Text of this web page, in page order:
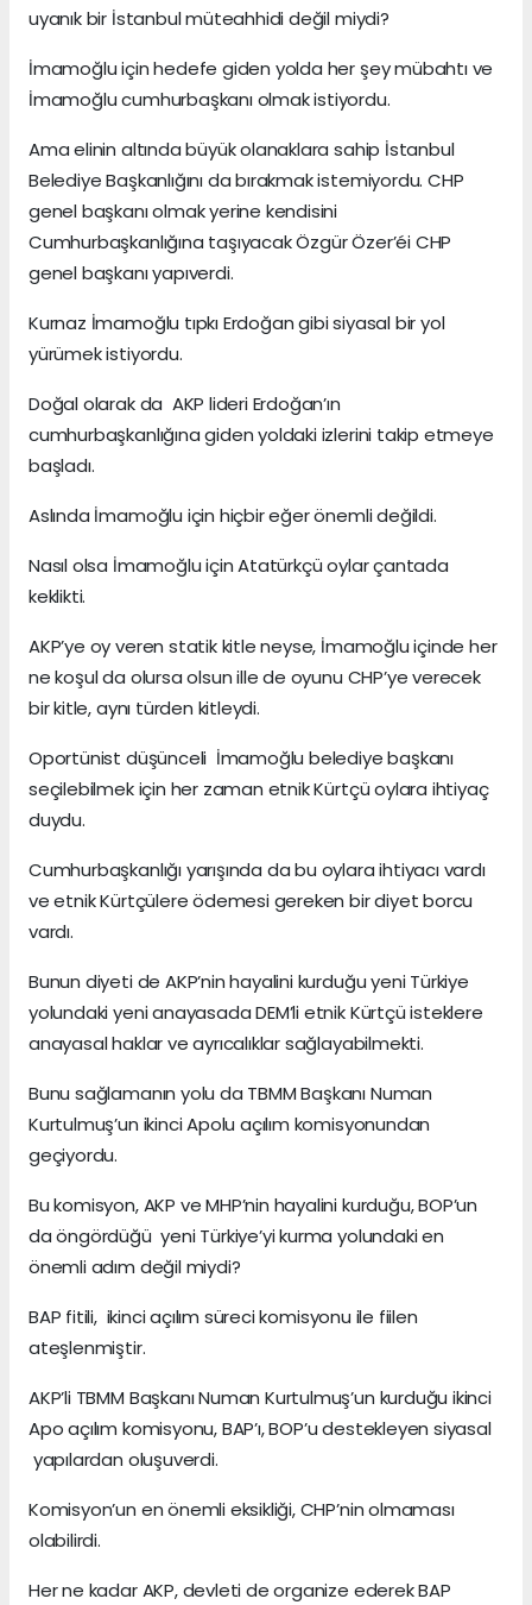
uyanık bir İstanbul müteahhidi değil miydi?
İmamoğlu için hedefe giden yolda her şey mübahtı ve
İmamoğlu cumhurbaşkanı olmak istiyordu.
Ama elinin altında büyük olanaklara sahip İstanbul
Belediye Başkanlığını da bırakmak istemiyordu. CHP
genel başkanı olmak yerine kendisini
Cumhurbaşkanlığına taşıyacak Özgür Özer’éi CHP
genel başkanı yapıverdi.
Kurnaz İmamoğlu tıpkı Erdoğan gibi siyasal bir yol
yürümek istiyordu.
Doğal olarak da AKP lideri Erdoğan’ın
cumhurbaşkanlığına giden yoldaki izlerini takip etmeye
başladı.
Aslında İmamoğlu için hiçbir eğer önemli değildi.
Nasıl olsa İmamoğlu için Atatürkçü oylar çantada
keklikti.
AKP’ye oy veren statik kitle neyse, İmamoğlu içinde her
ne koşul da olursa olsun ille de oyunu CHP’ye verecek
bir kitle, aynı türden kitleydi.
Oportünist düşünceli İmamoğlu belediye başkanı
seçilebilmek için her zaman etnik Kürtçü oylara ihtiyaç
duydu.
Cumhurbaşkanlığı yarışında da bu oylara ihtiyacı vardı
ve etnik Kürtçülere ödemesi gereken bir diyet borcu
vardı.
Bunun diyeti de AKP’nin hayalini kurduğu yeni Türkiye
yolundaki yeni anayasada DEM’li etnik Kürtçü isteklere
anayasal haklar ve ayrıcalıklar sağlayabilmekti.
Bunu sağlamanın yolu da TBMM Başkanı Numan
Kurtulmuş’un ikinci Apolu açılım komisyonundan
geçiyordu.
Bu komisyon, AKP ve MHP’nin hayalini kurduğu, BOP’un
da öngördüğü yeni Türkiye’yi kurma yolundaki en
önemli adım değil miydi?
BAP fitili, ikinci açılım süreci komisyonu ile fiilen
ateşlenmiştir.
AKP’li TBMM Başkanı Numan Kurtulmuş’un kurduğu ikinci
Apo açılım komisyonu, BAP’ı, BOP’u destekleyen siyasal
yapılardan oluşuverdi.
Komisyon’un en önemli eksikliği, CHP’nin olmaması
olabilirdi.
Her ne kadar AKP, devleti de organize ederek BAP